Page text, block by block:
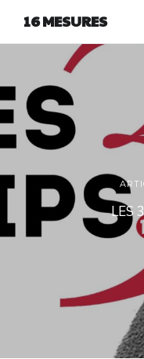
16 MESURES
LES